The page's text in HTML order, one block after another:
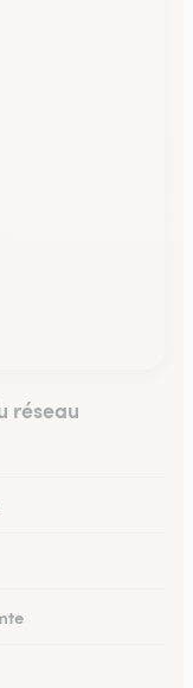
réseau